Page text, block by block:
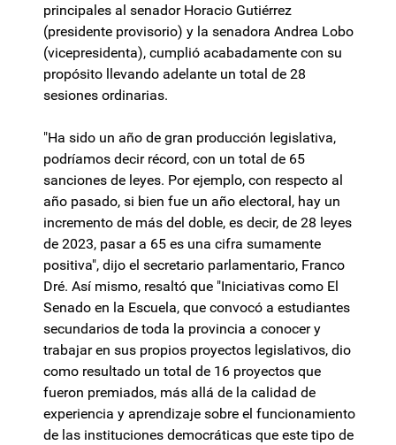
principales al senador Horacio Gutiérrez
(presidente provisorio) y la senadora Andrea Lobo
(vicepresidenta), cumplió acabadamente con su
propósito llevando adelante un total de 28
sesiones ordinarias.
"Ha sido un año de gran producción legislativa,
podríamos decir récord, con un total de 65
sanciones de leyes. Por ejemplo, con respecto al
año pasado, si bien fue un año electoral, hay un
incremento de más del doble, es decir, de 28 leyes
de 2023, pasar a 65 es una cifra sumamente
positiva", dijo el secretario parlamentario, Franco
Dré. Así mismo, resaltó que "Iniciativas como El
Senado en la Escuela, que convocó a estudiantes
secundarios de toda la provincia a conocer y
trabajar en sus propios proyectos legislativos, dio
como resultado un total de 16 proyectos que
fueron premiados, más allá de la calidad de
experiencia y aprendizaje sobre el funcionamiento
de las instituciones democráticas que este tipo de